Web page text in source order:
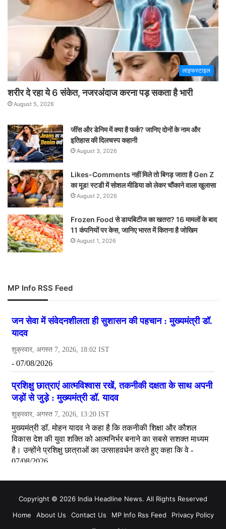
लाइफस्टाइल
शरीर दे रहा ये 6 संकेत, नजरअंदाज करना पड़ सकता है भारी
August 5, 2026
जींस और डेनिम में क्या है फर्क? जानिए दोनों के नाम और
इतिहास की दिलचस्प कहानी
August 3, 2026
Likes-Comments नहीं मिले तो बिगड़ जाता है Gen Z
का मूड! स्टडी में सोशल मीडिया को लेकर चौंकाने वाला खुलासा
August 2, 2026
Frozen Food से डायबिटीज का खतरा? 16 मामलों के बाद
11 कंपनियों पर केस, जानिए भारत में कितना है जोखिम
August 1, 2026
MP Info RSS Feed
Copyright © 2026 India Headline News. All Rights Reserved
Home
About Us Contact Us MP Info Rss Feed
Privacy Policy